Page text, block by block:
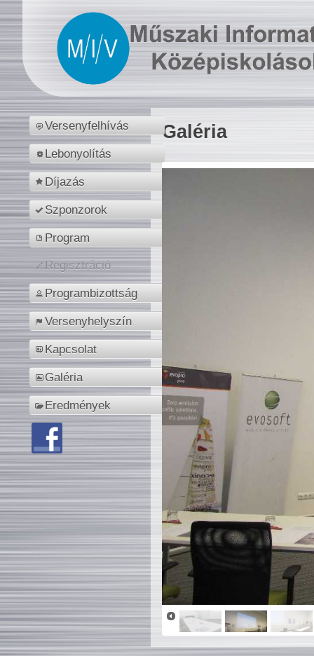
Versenyfelhívás
Lebonyolítás
Díjazás
Szponzorok
Program
Regisztráció
Programbizottság
Versenyhelyszín
Kapcsolat
Galéria
Eredmények
Galéria